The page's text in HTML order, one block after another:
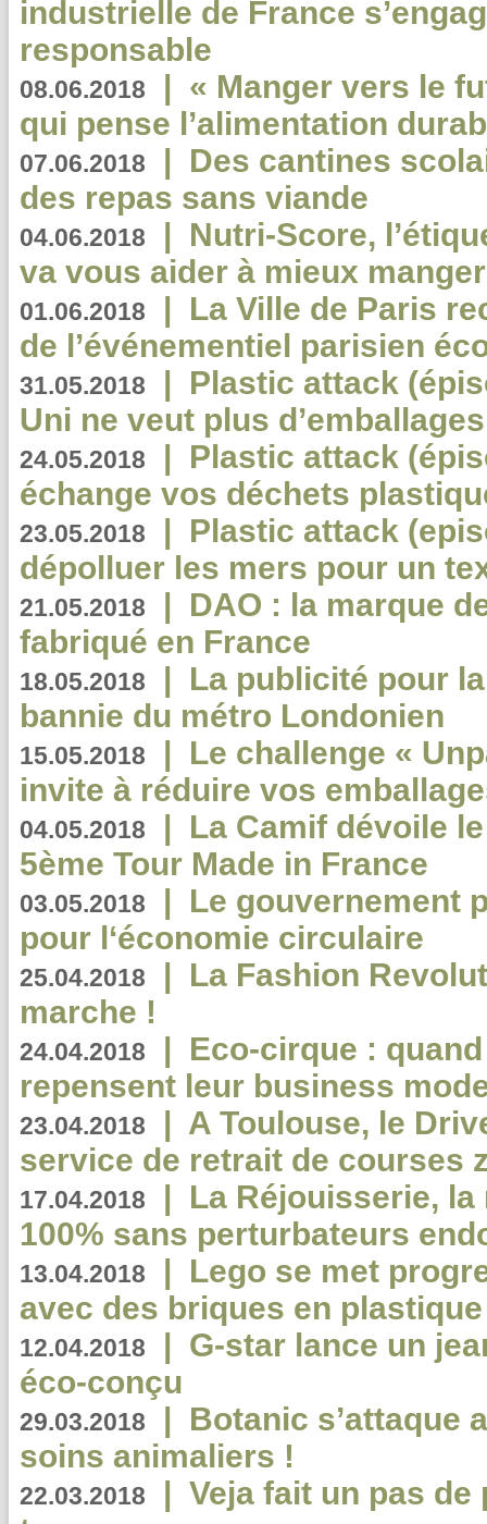
industrielle de France
responsable
08.06.2018 | « Manger vers le
qui pense l’alimentation
07.06.2018 | Des cantines
des repas sans viande
04.06.2018 | Nutri-Score,
va vous aider à mieux
01.06.2018 | La Ville de Paris
de l’événementiel parisien
31.05.2018 | Plastic attack
Uni ne veut plus
24.05.2018 | Plastic attack
échange vos déchets
23.05.2018 | Plastic attack
dépolluer les mers pour un
21.05.2018 | DAO : la marque
fabriqué en France
18.05.2018 | La publicité pour
bannie du métro Londonien
15.05.2018 | Le challenge «
invite à réduire vos
04.05.2018 | La Camif dévoile
5ème Tour Made in France
03.05.2018 | Le gouvernement
pour l‘économie circulaire
25.04.2018 | La Fashion
marche !
24.04.2018 | Eco-cirque :
repensent leur business
23.04.2018 | A Toulouse, le
service de retrait de courses
17.04.2018 | La Réjouisserie,
100% sans perturbateurs
13.04.2018 | Lego se met
avec des briques en
12.04.2018 | G-star lance un
éco-conçu
29.03.2018 | Botanic s’attaque
soins animaliers !
22.03.2018 | Veja fait un pas de